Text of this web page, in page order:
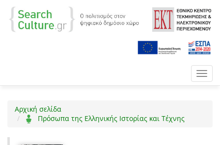
Αρχική σελίδα
Πρόσωπα της Ελληνικής Ιστορίας και Τέχνης